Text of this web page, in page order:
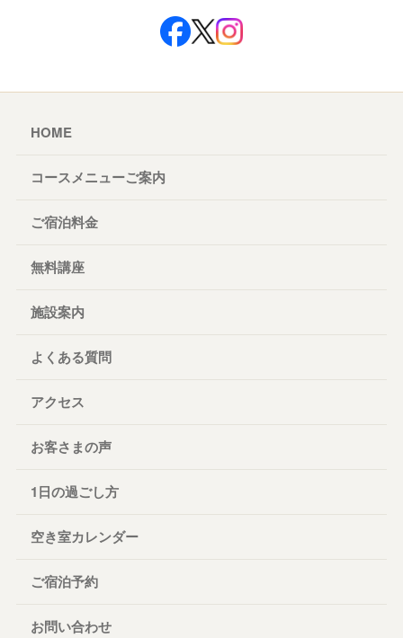
HOME
コースメニューご案内
ご宿泊料金
無料講座
施設案内
よくある質問
アクセス
お客さまの声
1日の過ごし方
空き室カレンダー
ご宿泊予約
お問い合わせ